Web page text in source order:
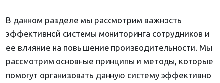
В данном разделе мы рассмотрим важность
эффективной системы мониторинга сотрудников и
ее влияние на повышение производительности. Мы
рассмотрим основные принципы и методы, которые
помогут организовать данную систему эффективно